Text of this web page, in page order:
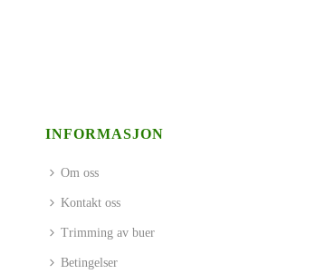
INFORMASJON
Om oss
Kontakt oss
Trimming av buer
Betingelser